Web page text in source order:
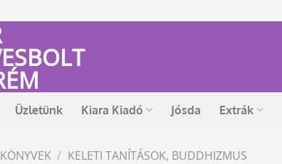
Üzletünk Kiara Kiadó Jósda Extrák
KÖNYVEK / KELETI TANÍTÁSOK, BUDDHIZMUS